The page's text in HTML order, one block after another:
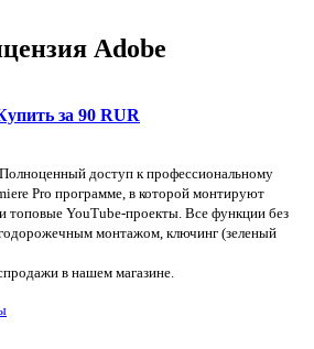
Adobe
за 90 RUR
доступ к профессиональному
Pro программе, в которой монтируют
топовые YouTube-проекты. Все функции без
монтажом, ключинг (зеленый
в нашем магазине.